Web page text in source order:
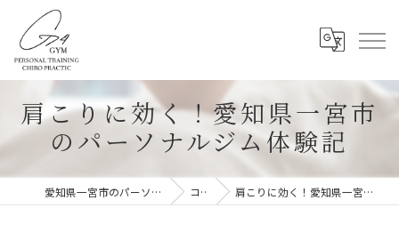
肩こりに効く！愛知県一宮市
のパーソナルジム体験記
愛知県一宮市のパーソナルジムならG-4GYM コラム 肩こりに効く！愛知県一宮市のパーソナルジム体験記